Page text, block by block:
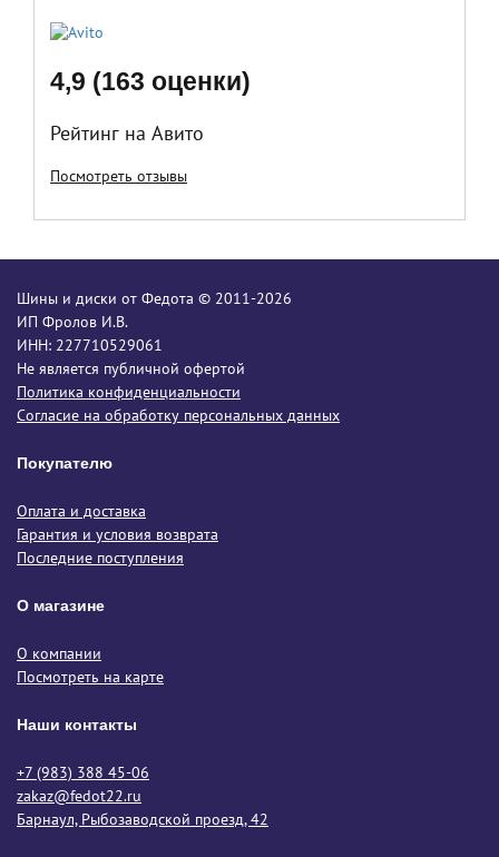
4,9 (163 оценки)
Рейтинг на Авито
Посмотреть отзывы
Шины и диски от Федота © 2011-2026
ИП Фролов И.В.
ИНН: 227710529061
Не является публичной офертой
Политика конфиденциальности
Согласие на обработку персональных данных
Покупателю
Оплата и доставка
Гарантия и условия возврата
Последние поступления
О магазине
О компании
Посмотреть на карте
Наши контакты
+7 (983) 388 45-06
zakaz@fedot22.ru
Барнаул, Рыбозаводской проезд, 42